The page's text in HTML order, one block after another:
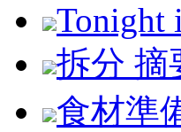
Tonight
拆分 摘
食材準